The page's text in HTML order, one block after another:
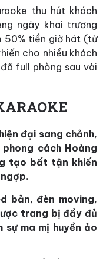
thu hút khách
ngày khai trương
50% tiền giờ hát (từ
cho nhiều khách
full phòng sau vài
đại sang chảnh,
cách Hoàng
tạo bất tận khiến
bản, đèn moving,
trang bị đầy đủ
ma mị huyền ảo